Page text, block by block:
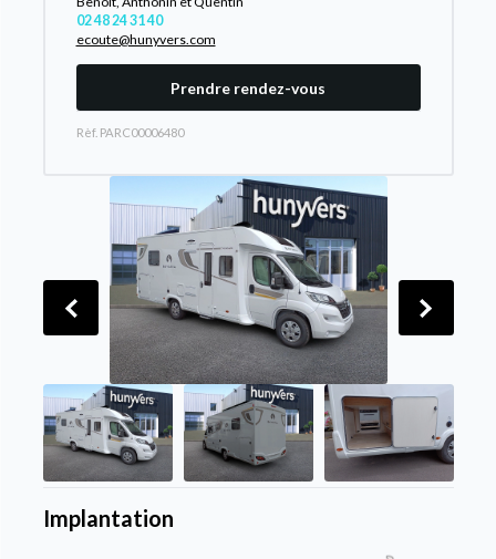
02 48 24 31 40
ecoute@hunyvers.com
Prendre rendez-vous
Rèf. PARC00006480
Implantation